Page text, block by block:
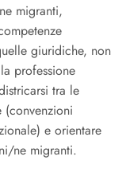
migranti,
giuridiche, non
professione
tra le
e orientare
ne migranti.